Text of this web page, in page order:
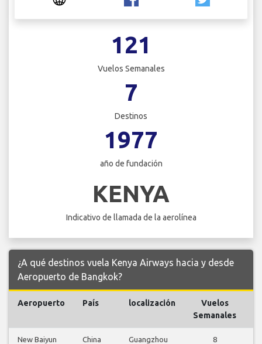
121
Vuelos Semanales
7
Destinos
1977
año de fundación
KENYA
Indicativo de llamada de la aerolínea
¿A qué destinos vuela Kenya Airways hacia y desde
Aeropuerto de Bangkok?
Aeropuerto País localización
Vuelos
Semanales
New Baiyun
China Guangzhou 8